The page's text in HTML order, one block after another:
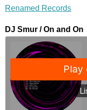
Renamed Records
DJ Smur / On and On